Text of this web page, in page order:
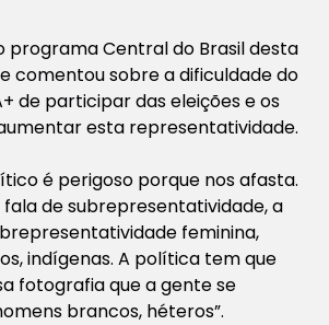
programaCentral do Brasildesta
comentou sobre a dificuldade do
de participar das eleições e os
esta representatividade.
é perigoso porque nos afasta.
de subrepresentatividade, a
feminina,
indígenas. A política tem que
fotografia que a gente se
brancos, héteros”.